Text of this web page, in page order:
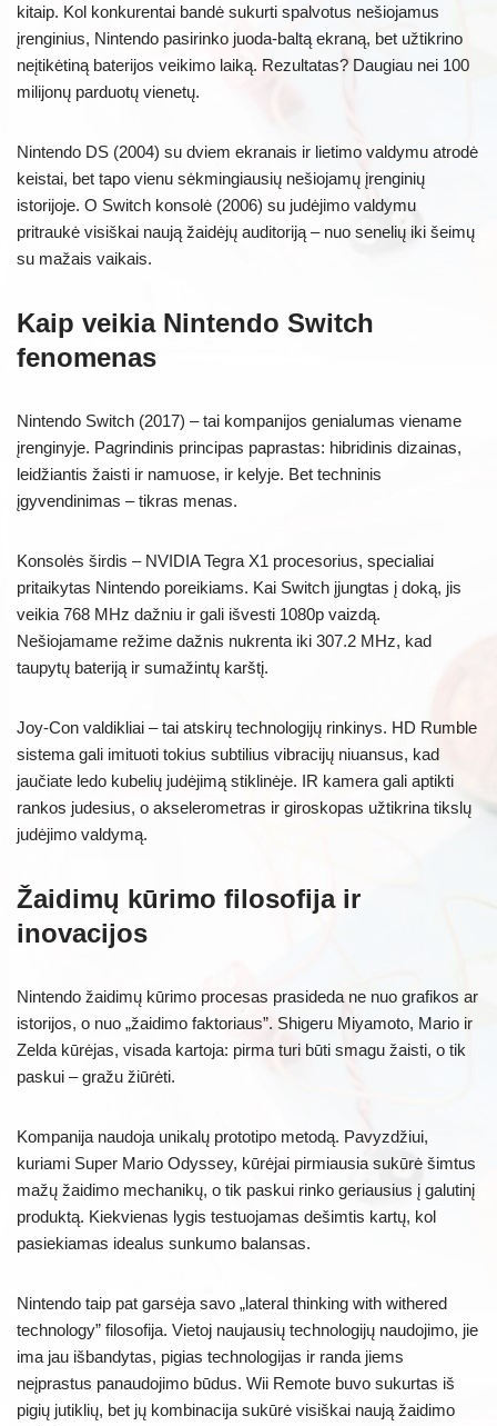
kitaip. Kol konkurentai bandė sukurti spalvotus nešiojamus
įrenginius, Nintendo pasirinko juoda-baltą ekraną, bet užtikrino
neįtikėtiną baterijos veikimo laiką. Rezultatas? Daugiau nei 100
milijonų parduotų vienetų.
Nintendo DS (2004) su dviem ekranais ir lietimo valdymu atrodė
keistai, bet tapo vienu sėkmingiausių nešiojamų įrenginių
istorijoje. O Switch konsolė (2006) su judėjimo valdymu
pritraukė visiškai naują žaidėjų auditoriją – nuo senelių iki šeimų
su mažais vaikais.
Kaip veikia Nintendo Switch
fenomenas
Nintendo Switch (2017) – tai kompanijos genialumas viename
įrenginyje. Pagrindinis principas paprastas: hibridinis dizainas,
leidžiantis žaisti ir namuose, ir kelyje. Bet techninis
įgyvendinimas – tikras menas.
Konsolės širdis – NVIDIA Tegra X1 procesorius, specialiai
pritaikytas Nintendo poreikiams. Kai Switch įjungtas į doką, jis
veikia 768 MHz dažniu ir gali išvesti 1080p vaizdą.
Nešiojamame režime dažnis nukrenta iki 307.2 MHz, kad
taupytų bateriją ir sumažintų karštį.
Joy-Con valdikliai – tai atskirų technologijų rinkinys. HD Rumble
sistema gali imituoti tokius subtilius vibracijų niuansus, kad
jaučiate ledo kubelių judėjimą stiklinėje. IR kamera gali aptikti
rankos judesius, o akselerometras ir giroskopas užtikrina tikslų
judėjimo valdymą.
Žaidimų kūrimo filosofija ir
inovacijos
Nintendo žaidimų kūrimo procesas prasideda ne nuo grafikos ar
istorijos, o nuo „žaidimo faktoriaus”. Shigeru Miyamoto, Mario ir
Zelda kūrėjas, visada kartoja: pirma turi būti smagu žaisti, o tik
paskui – gražu žiūrėti.
Kompanija naudoja unikalų prototipo metodą. Pavyzdžiui,
kuriami Super Mario Odyssey, kūrėjai pirmiausia sukūrė šimtus
mažų žaidimo mechanikų, o tik paskui rinko geriausius į galutinį
produktą. Kiekvienas lygis testuojamas dešimtis kartų, kol
pasiekiamas idealus sunkumo balansas.
Nintendo taip pat garsėja savo „lateral thinking with withered
technology” filosofija. Vietoj naujausių technologijų naudojimo, jie
ima jau išbandytas, pigias technologijas ir randa jiems
neįprastus panaudojimo būdus. Wii Remote buvo sukurtas iš
pigių jutiklių, bet jų kombinacija sukūrė visiškai naują žaidimo